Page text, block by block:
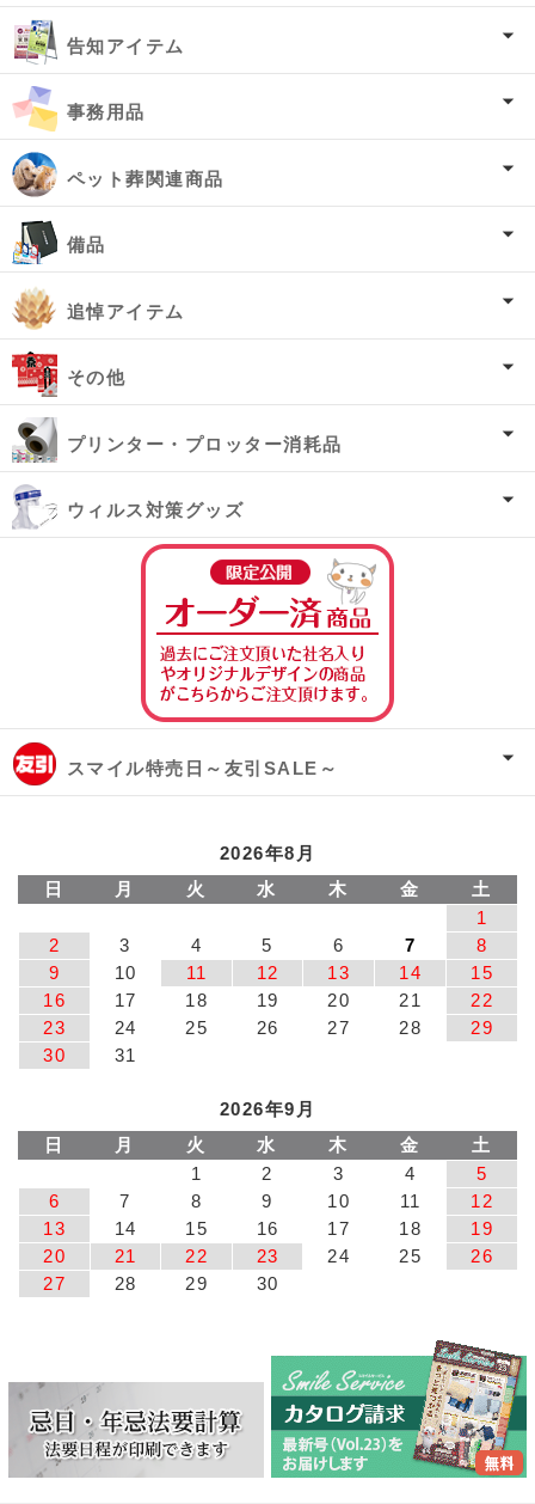
告知アイテム
事務用品
ペット葬関連商品
備品
追悼アイテム
その他
プリンター・プロッター消耗品
ウィルス対策グッズ
スマイル特売日～友引SALE～
2026年8月
日
月 火 水 木 金
土
1
2
3 4 5 6 7
8
9
10 11 12 13 14
15
16
17 18 19 20 21
22
23
24 25 26 27 28
29
30
31
2026年9月
日
月 火 水 木 金
土
1
2 3 4
5
6
7 8 9 10 11
12
13
14 15 16 17 18
19
20
21 22 23 24 25
26
27
28 29 30